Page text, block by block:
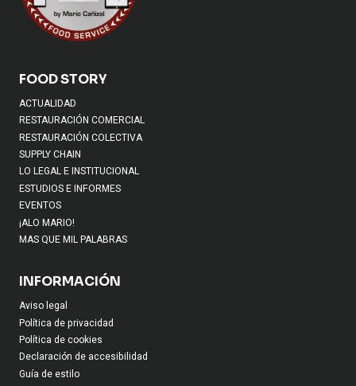
FOOD STORY
ACTUALIDAD
RESTAURACIÓN COMERCIAL
RESTAURACIÓN COLECTIVA
SUPPLY CHAIN
LO LEGAL E INSTITUCIONAL
ESTUDIOS E INFORMES
EVENTOS
¡ALO MARIO!
MAS QUE MIL PALABRAS
INFORMACIÓN
Aviso legal
Política de privacidad
Política de cookies
Declaración de accesibilidad
Guía de estilo